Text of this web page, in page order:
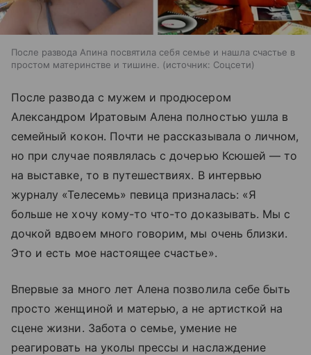
После развода Апина посвятила себя семье и нашла счастье в
простом материнстве и тишине.
источник: Соцсети
После развода с мужем и продюсером
Александром Иратовым Алена полностью ушла в
семейный кокон. Почти не рассказывала о личном,
но при случае появлялась с дочерью Ксюшей — то
на выставке, то в путешествиях. В интервью
журналу «Телесемь» певица призналась: «Я
больше не хочу кому-то что-то доказывать. Мы с
дочкой вдвоем много говорим, мы очень близки.
Это и есть мое настоящее счастье».
Впервые за много лет Алена позволила себе быть
просто женщиной и матерью, а не артисткой на
сцене жизни. Забота о семье, умение не
реагировать на уколы прессы и наслаждение